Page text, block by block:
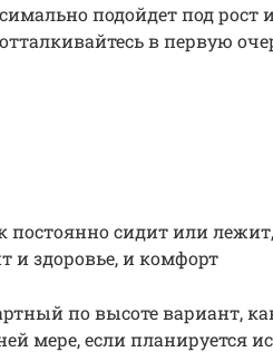
подойдет под рост
в первую
постоянно сидит или
и здоровье, и комфорт
по высоте вариант,
мере, если планируется